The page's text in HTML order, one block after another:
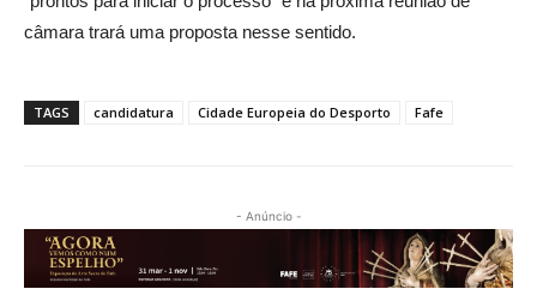
câmara trará uma proposta nesse sentido.
TAGS candidatura Cidade Europeia do Desporto Fafe
- Anúncio -